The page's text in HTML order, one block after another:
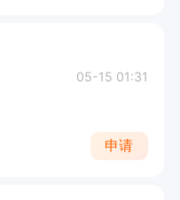
之五提成（5‰）
团队年轻无压力
质养生视觉
05-15 01:31
申请